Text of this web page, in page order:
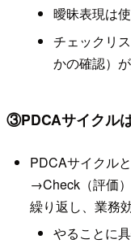
曖昧表現は
チェックリ
かの確認）
③PDCAサイクル
PDCAサイクル
→Check（評価
繰り返し、業務
やることに